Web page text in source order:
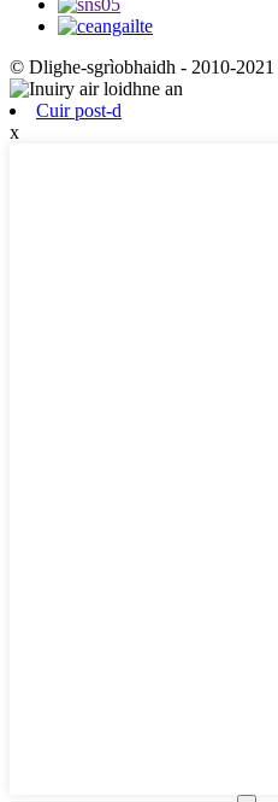
© Dlighe-sgrìobhaidh - 2010-2021
Cuir post-d
x